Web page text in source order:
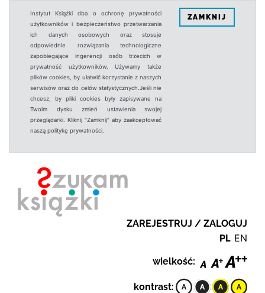
Instytut Książki dba o ochronę prywatności
użytkowników i bezpieczeństwo przetwarzania
ich danych osobowych oraz stosuje
odpowiednie rozwiązania technologiczne
zapobiegające ingerencji osób trzecich w
prywatność użytkowników. Używamy także
plików cookies, by ułatwić korzystanie z naszych
serwisów oraz do celów statystycznych.Jeśli nie
chcesz, by pliki cookies były zapisywane na
Twoim dysku zmień ustawienia swojej
przeglądarki. Kliknij "Zamknij" aby zaakceptować
naszą politykę prywatności.
ZAMKNIJ
ZAREJESTRUJ / ZALOGUJ
PL EN
wielkość:
kontrast: